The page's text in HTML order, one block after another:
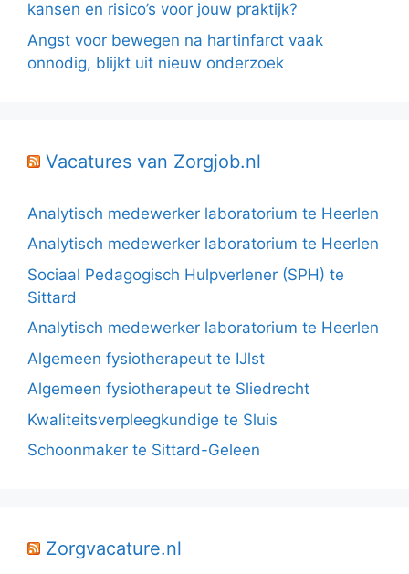
kansen en risico’s voor jouw praktijk?
Angst voor bewegen na hartinfarct vaak
onnodig, blijkt uit nieuw onderzoek
Vacatures van Zorgjob.nl
Analytisch medewerker laboratorium te Heerlen
Analytisch medewerker laboratorium te Heerlen
Sociaal Pedagogisch Hulpverlener (SPH) te
Sittard
Analytisch medewerker laboratorium te Heerlen
Algemeen fysiotherapeut te IJlst
Algemeen fysiotherapeut te Sliedrecht
Kwaliteitsverpleegkundige te Sluis
Schoonmaker te Sittard-Geleen
Zorgvacature.nl